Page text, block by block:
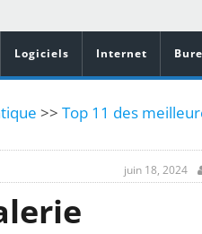
MATÉRIEL
Logiciels Internet
>> Top 11 des
juin 18, 2024